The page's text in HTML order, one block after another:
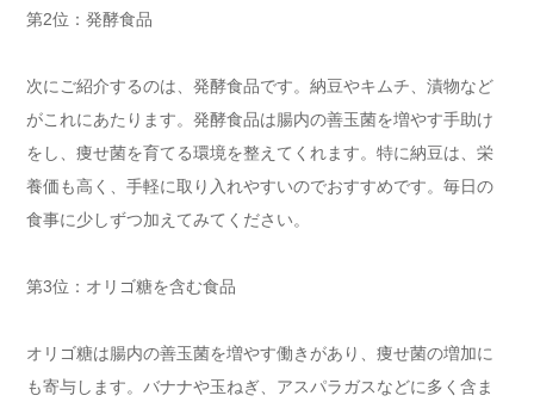
第2位：発酵食品
次にご紹介するのは、発酵食品です。納豆やキムチ、漬物など
がこれにあたります。発酵食品は腸内の善玉菌を増やす手助け
をし、痩せ菌を育てる環境を整えてくれます。特に納豆は、栄
養価も高く、手軽に取り入れやすいのでおすすめです。毎日の
食事に少しずつ加えてみてください。
第3位：オリゴ糖を含む食品
オリゴ糖は腸内の善玉菌を増やす働きがあり、痩せ菌の増加に
も寄与します。バナナや玉ねぎ、アスパラガスなどに多く含ま